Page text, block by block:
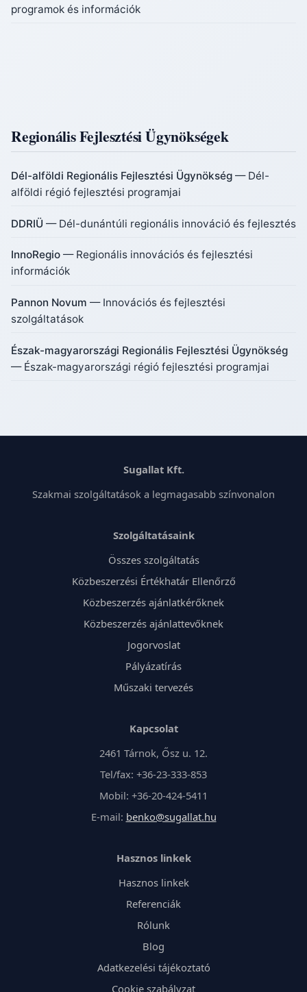
programok és információk
Regionális Fejlesztési Ügynökségek
Dél-alföldi Regionális Fejlesztési Ügynökség — Dél-
alföldi régió fejlesztési programjai
DDRIÜ — Dél-dunántúli regionális innováció és fejlesztés
InnoRegio — Regionális innovációs és fejlesztési
információk
Pannon Novum — Innovációs és fejlesztési
szolgáltatások
Észak-magyarországi Regionális Fejlesztési Ügynökség
— Észak-magyarországi régió fejlesztési programjai
Sugallat Kft.
Szakmai szolgáltatások a legmagasabb színvonalon
Szolgáltatásaink
Összes szolgáltatás
Közbeszerzési Értékhatár Ellenőrző
Közbeszerzés ajánlatkérőknek
Közbeszerzés ajánlattevőknek
Jogorvoslat
Pályázatírás
Műszaki tervezés
Kapcsolat
2461 Tárnok, Ősz u. 12.
Tel/fax: +36-23-333-853
Mobil: +36-20-424-5411
E-mail: benko@sugallat.hu
Hasznos linkek
Hasznos linkek
Referenciák
Rólunk
Blog
Adatkezelési tájékoztató
Cookie szabályzat